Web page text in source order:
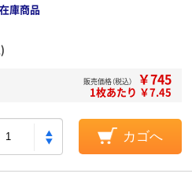
庫商品
販売価格（税込） ￥745
1枚あたり ￥7.45
カゴへ